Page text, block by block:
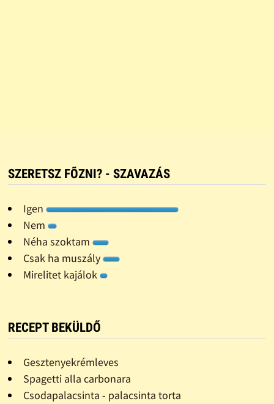
SZERETSZ FÕZNI? - SZAVAZÁS
Igen
Nem
Néha szoktam
Csak ha muszály
Mirelitet kajálok
RECEPT BEKÜLDŐ
Gesztenyekrémleves
Spagetti alla carbonara
Csodapalacsinta - palacsinta torta